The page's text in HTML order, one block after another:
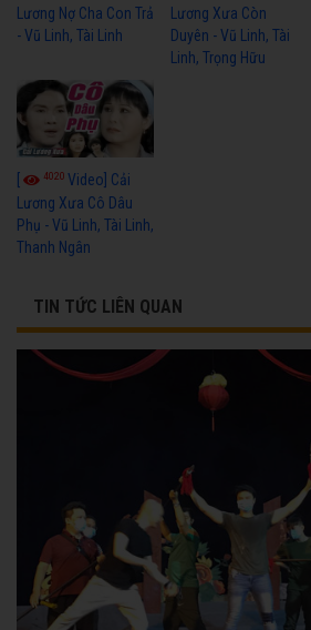
Lương Nợ Cha Con Trả
- Vũ Linh, Tài Linh
Lương Xưa Còn
Duyên - Vũ Linh, Tài
Linh, Trọng Hữu
[ 4020 Video] Cải
Lương Xưa Cô Dâu
Phụ - Vũ Linh, Tài Linh,
Thanh Ngân
TIN TỨC LIÊN QUAN